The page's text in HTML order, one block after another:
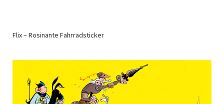
Flix – Rosinante Fahrradsticker